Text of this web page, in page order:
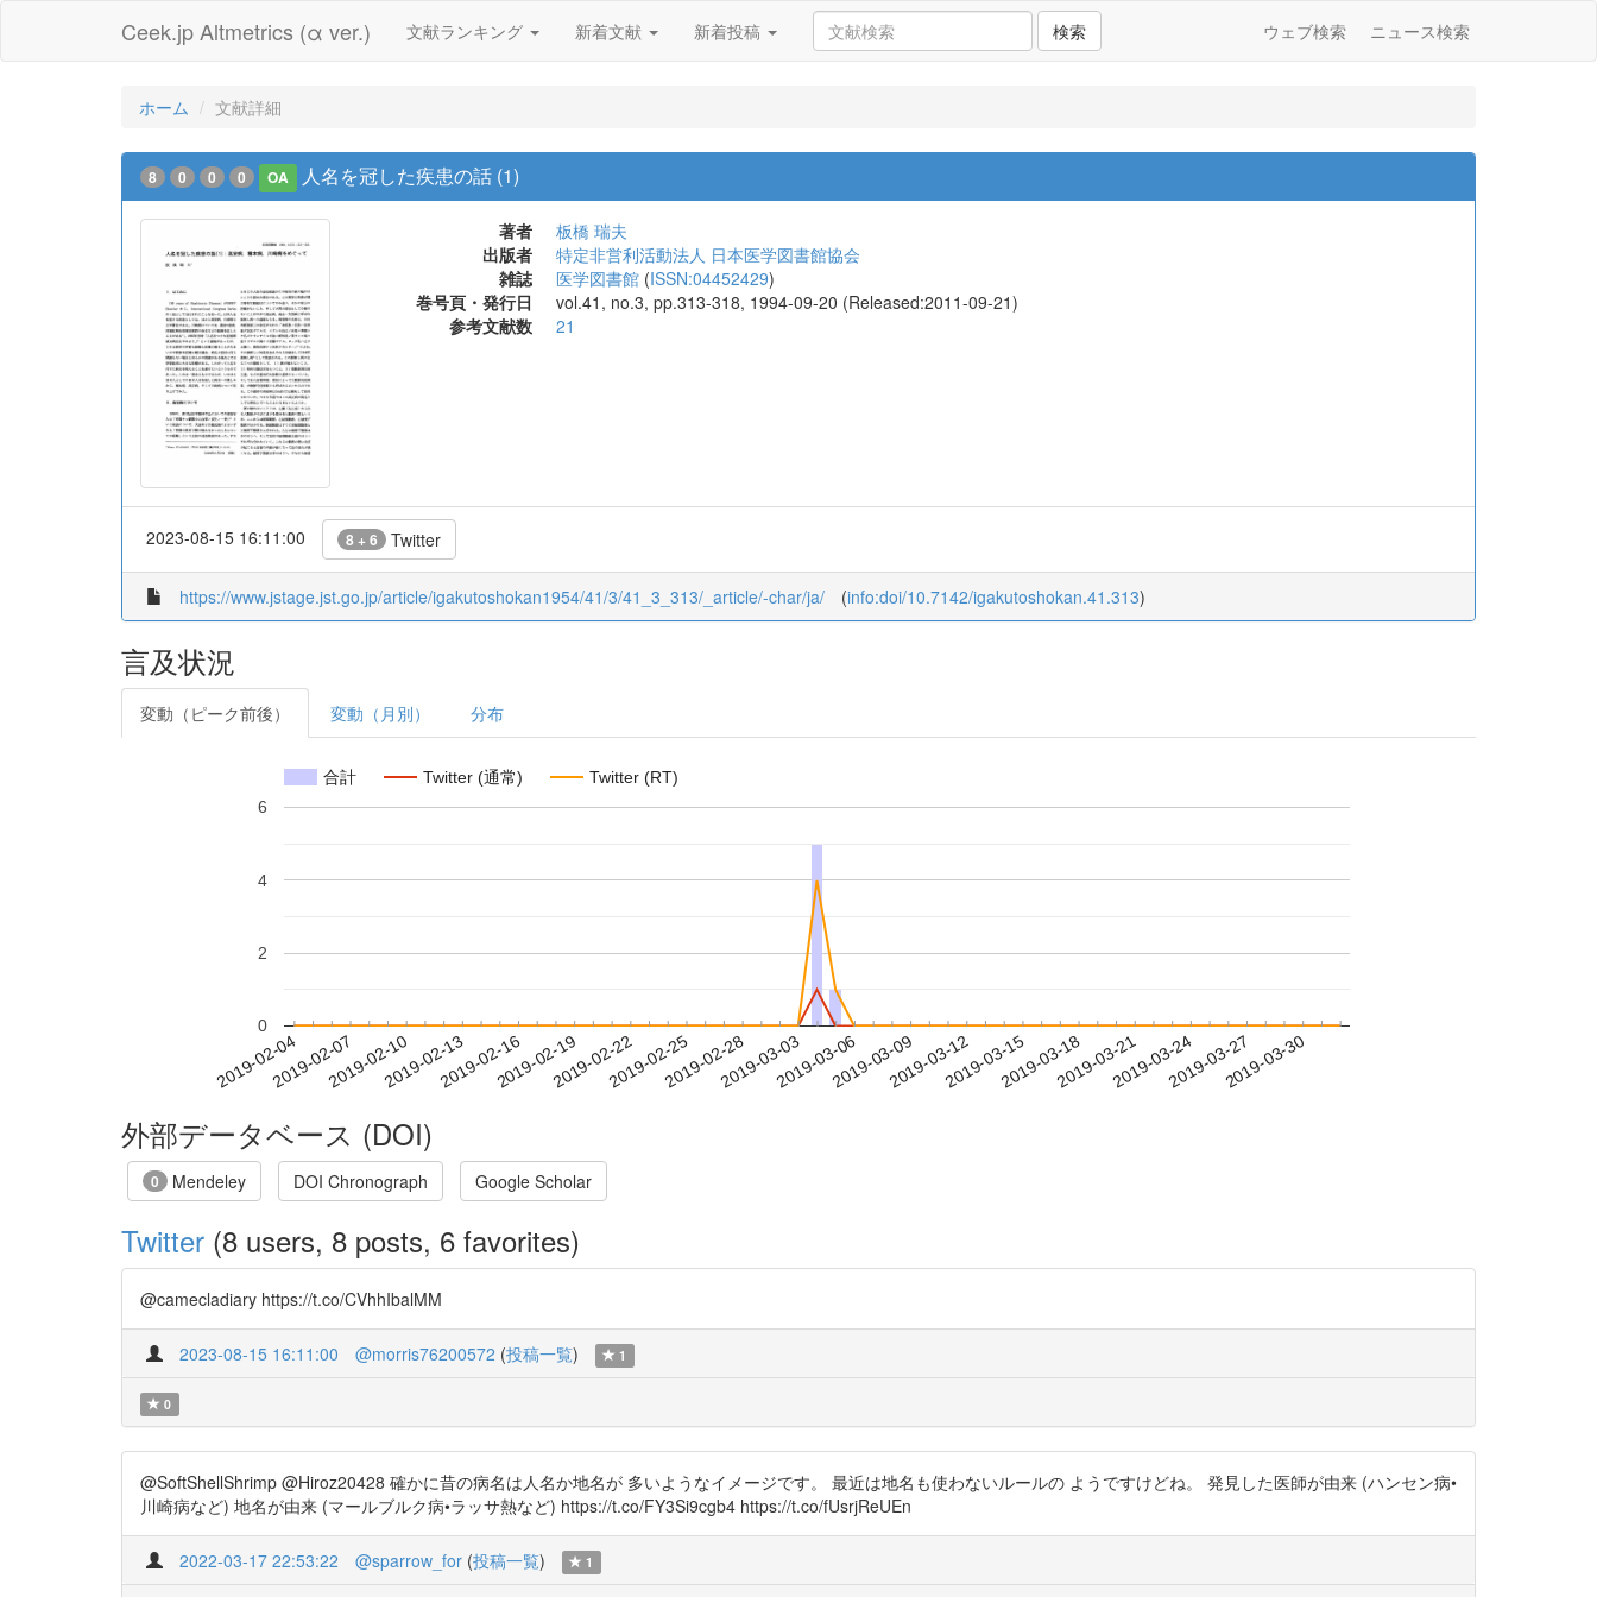
Ceek.jp Altmetrics (α ver.) 文献ランキング 新着文献 新着投稿 検索 ウェブ検索 ニュース検索
ホーム 文献詳細
8 0 0 0 OA 人名を冠した疾患の話 (1)
著者
板橋 瑞夫
出版者
特定非営利活動法人 日本医学図書館協会
雑誌
医学図書館 (ISSN:04452429)
巻号頁・発行日
vol.41, no.3, pp.313-318, 1994-09-20 (Released:2011-09-21)
参考文献数
21
2023-08-15 16:11:00 8 + 6 Twitter
https://www.jstage.jst.go.jp/article/igakutoshokan1954/41/3/41_3_313/_article/-char/ja/ (info:doi/10.7142/igakutoshokan.41.313)
言及状況
変動（ピーク前後） 変動（月別） 分布
合計 Twitter (通常) Twitter (RT)
2019-02-042019-02-072019-02-102019-02-132019-02-162019-02-192019-02-222019-02-252019-02-282019-03-032019-03-062019-03-092019-03-122019-03-152019-03-182019-03-212019-03-242019-03-272019-03-30
0
2
4
6
外部データベース (DOI)
0 Mendeley DOI Chronograph Google Scholar
Twitter (8 users, 8 posts, 6 favorites)
@camecladiary https://t.co/CVhhIbalMM
2023-08-15 16:11:00 @morris76200572 (投稿一覧) 1
0
@SoftShellShrimp @Hiroz20428 確かに昔の病名は人名か地名が 多いようなイメージです。 最近は地名も使わないルールの ようですけどね。 発見した医師が由来 (ハンセン病•
川崎病など) 地名が由来 (マールブルク病•ラッサ熱など) https://t.co/FY3Si9cgb4 https://t.co/fUsrjReUEn
2022-03-17 22:53:22 @sparrow_for (投稿一覧) 1